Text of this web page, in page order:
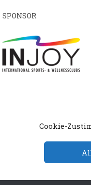
Cookie-
SPONSOR